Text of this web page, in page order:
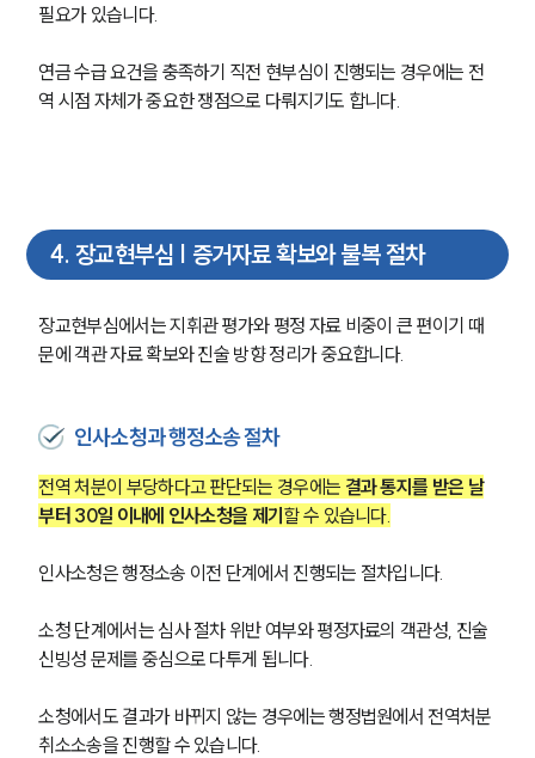
필요가 있습니다.
연금 수급 요건을 충족하기 직전 현부심이 진행되는 경우에는 전
역 시점 자체가 중요한 쟁점으로 다뤄지기도 합니다.
4. 장교현부심 | 증거자료 확보와 불복 절차
장교현부심에서는 지휘관 평가와 평정 자료 비중이 큰 편이기 때
문에 객관 자료 확보와 진술 방향 정리가 중요합니다.
인사소청과 행정소송 절차
전역 처분이 부당하다고 판단되는 경우에는 결과 통지를 받은 날
부터 30일 이내에 인사소청을 제기할 수 있습니다.
인사소청은 행정소송 이전 단계에서 진행되는 절차입니다.
소청 단계에서는 심사 절차 위반 여부와 평정자료의 객관성, 진술
신빙성 문제를 중심으로 다투게 됩니다.
소청에서도 결과가 바뀌지 않는 경우에는 행정법원에서 전역처분
취소소송을 진행할 수 있습니다.